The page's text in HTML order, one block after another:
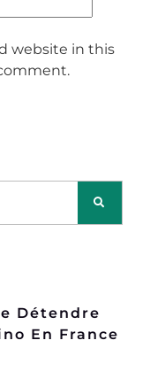
Détendre
En France
website in this